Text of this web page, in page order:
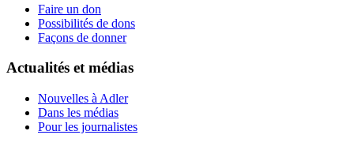
Faire un don
Possibilités de dons
Façons de donner
Actualités et médias
Nouvelles à Adler
Dans les médias
Pour les journalistes